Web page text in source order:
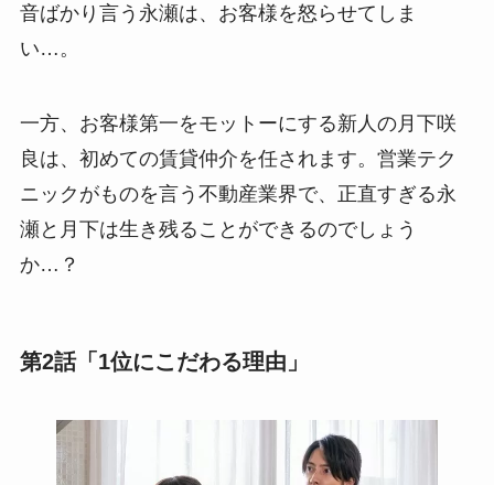
音ばかり言う永瀬は、お客様を怒らせてしま
い…。
一方、お客様第一をモットーにする新人の月下咲
良は、初めての賃貸仲介を任されます。営業テク
ニックがものを言う不動産業界で、正直すぎる永
瀬と月下は生き残ることができるのでしょう
か…？
第2話「1位にこだわる理由」